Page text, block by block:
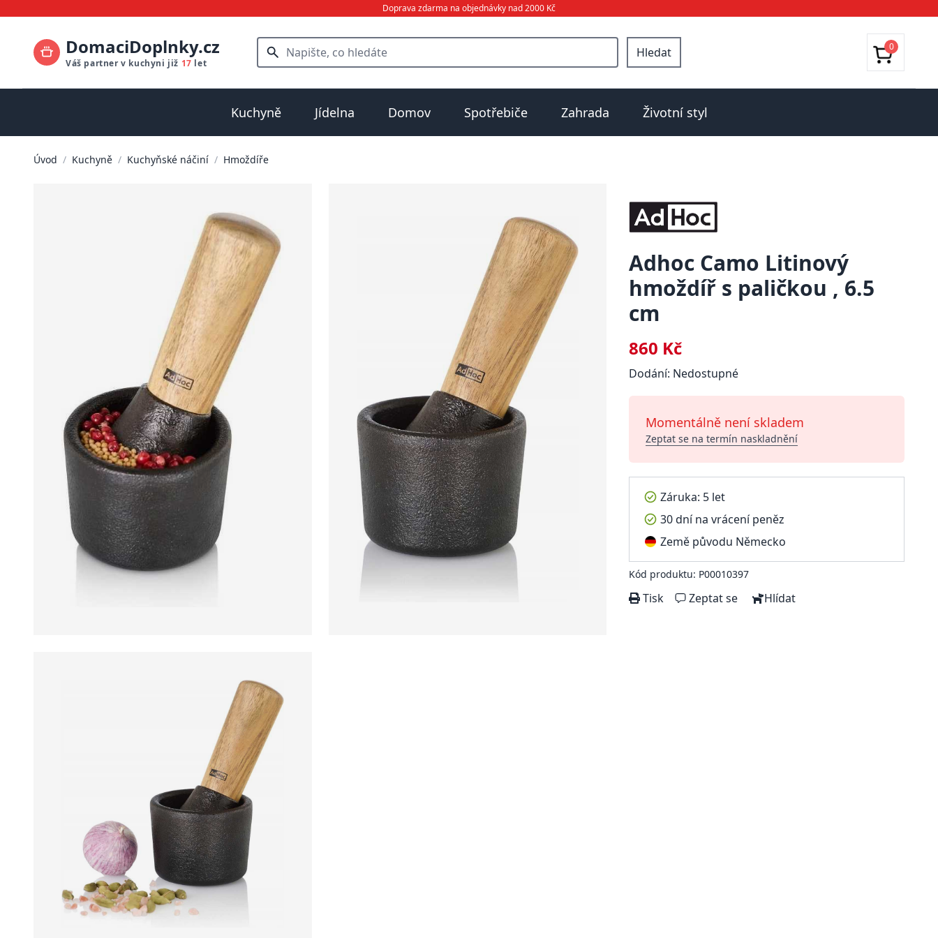
Doprava zdarma na objednávky nad 2000 Kč
DomaciDoplnky.cz
Váš partner v kuchyni již 17 let
Hledat 0
Kuchyně Jídelna Domov Spotřebiče Zahrada Životní styl
Úvod / Kuchyně / Kuchyňské náčiní / Hmoždíře
Adhoc Camo Litinový
hmoždíř s paličkou , 6.5
cm
860 Kč
Dodání: Nedostupné
Momentálně není skladem
Zeptat se na termín naskladnění
Záruka: 5 let
30 dní na vrácení peněz
Země původu Německo
Kód produktu: P00010397
Tisk Zeptat se Hlídat